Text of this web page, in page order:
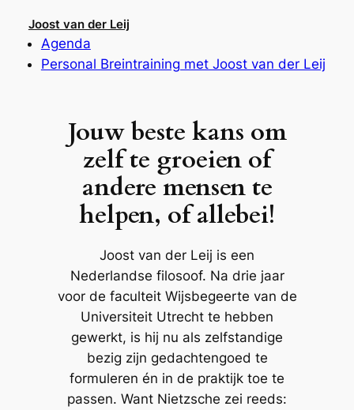
content
Joost van der Leij
Agenda
Personal Breintraining met Joost van der Leij
Jouw beste kans om
zelf te groeien of
andere mensen te
helpen, of allebei!
Joost van der Leij is een
Nederlandse filosoof. Na drie jaar
voor de faculteit Wijsbegeerte van de
Universiteit Utrecht te hebben
gewerkt, is hij nu als zelfstandige
bezig zijn gedachtengoed te
formuleren én in de praktijk toe te
passen. Want Nietzsche zei reeds: